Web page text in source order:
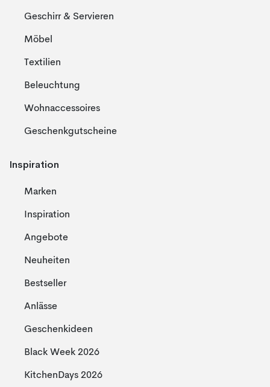
Geschirr & Servieren
Möbel
Textilien
Beleuchtung
Wohnaccessoires
Geschenkgutscheine
Inspiration
Marken
Inspiration
Angebote
Neuheiten
Bestseller
Anlässe
Geschenkideen
Black Week 2026
KitchenDays 2026